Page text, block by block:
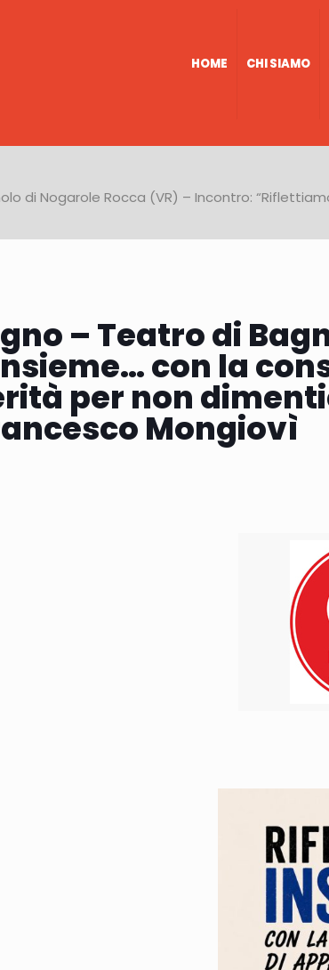
HOME CHI SIAMO
di Nogarole Rocca (VR) – Incontro:
– Teatro di
con la
per non
Mongiovì